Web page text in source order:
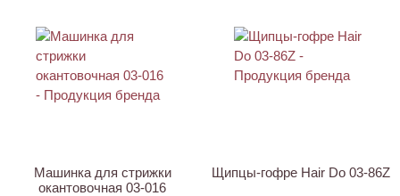
Машинка для стрижки
окантовочная 03-016
Щипцы-гофре Hair Do 03-86Z